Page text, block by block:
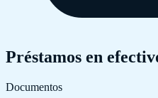
Préstamos en
Documentos